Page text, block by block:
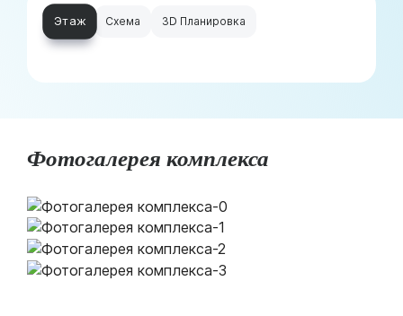
Этаж Схема 3D Планировка
Фотогалерея комплекса